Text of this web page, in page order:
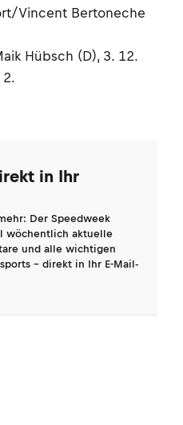
Vincent Bertoneche
Hübsch (D), 3. 12.
2.
in Ihr
Der Speedweek
wöchentlich aktuelle
und alle wichtigen
- direkt in Ihr E-Mail-